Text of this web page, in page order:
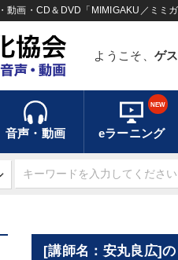
画・CD＆DVD「MIMIGAKU／ミミ
ようこそ、 ゲ
音声・動画 eラーニング
NEW
[講師名：安丸良広]